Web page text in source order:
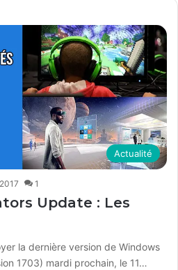
Actualité
1
Update : Les
la dernière version de Windows
1703) mardi prochain, le 11…